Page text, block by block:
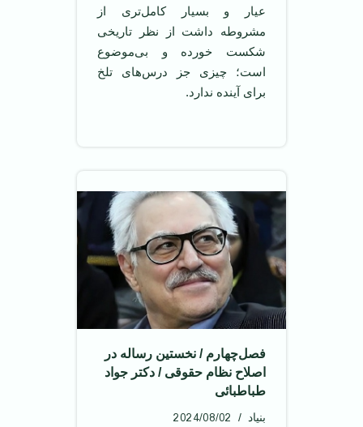
عیار و بسیار کامل‌تری از
مشروطه داشت از نظر تاریخی
شکست خورده و بی‌موضوع
است؛ چیزی جز درس‌های تلخ
برای آینده ندارد.
فصل‌چهارم‌ / نخستین‌ رساله‌ در
اصلاح‌ نظام‌ حقوقی‌ / دکتر جواد
طباطبائی
بنیاد 2024/08/02